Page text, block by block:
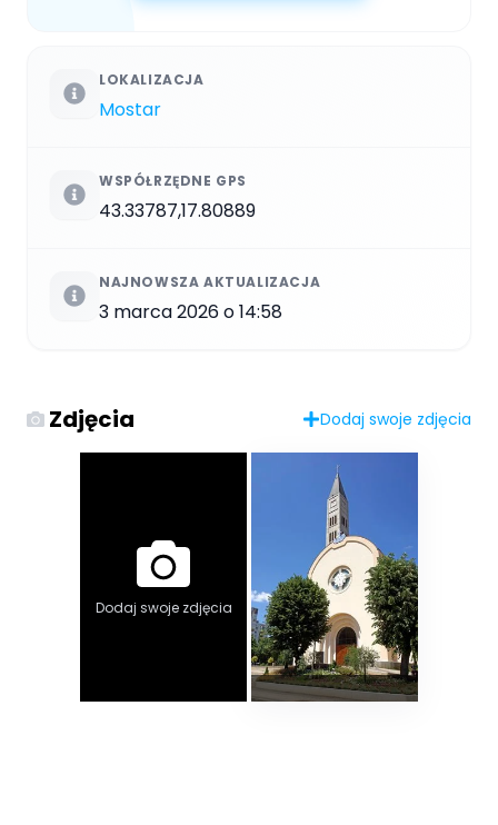
LOKALIZACJA
Mostar
WSPÓŁRZĘDNE GPS
43.33787,17.80889
NAJNOWSZA AKTUALIZACJA
3 marca 2026 o 14:58
Zdjęcia Dodaj swoje zdjęcia
Dodaj swoje zdjęcia